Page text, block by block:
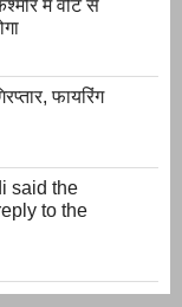
में वोट से
फायरिंग
said the
to the